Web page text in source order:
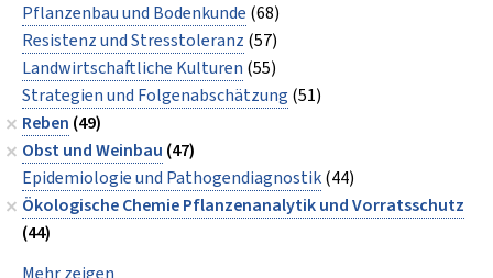
Pflanzenbau und Bodenkunde (68)
Resistenz und Stresstoleranz (57)
Landwirtschaftliche Kulturen (55)
Strategien und Folgenabschätzung (51)
Reben (49)
Obst und Weinbau (47)
Epidemiologie und Pathogendiagnostik(44)
Ökologische Chemie Pflanzenanalytik und Vorratsschutz
(44)